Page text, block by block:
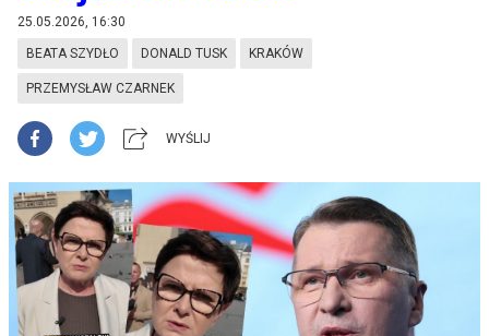
25.05.2026, 16:30
BEATA SZYDŁO DONALD TUSK KRAKÓW
PRZEMYSŁAW CZARNEK
WYŚLIJ